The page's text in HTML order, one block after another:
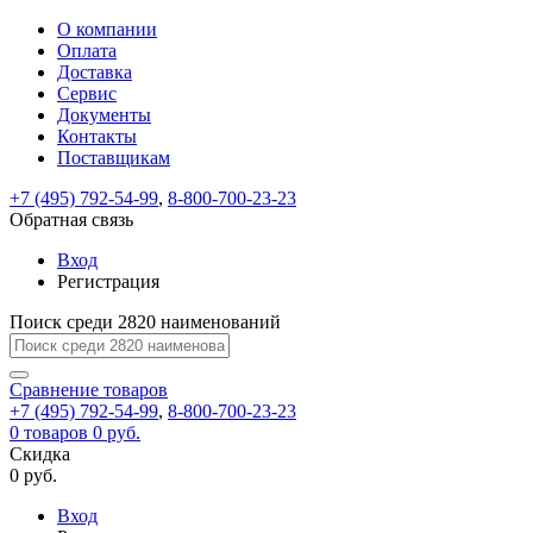
ВходРегистрация
Только
test@example.com
отправлена
по
ней
для
регистрации.
Ок
Только
Запомнить
меня
Забыли
Восстановление
пароля
Заполните
форму.
Мы
отправим
ссылку
на
указанный
электронный
адрес,
перейдя
по
которой
вы
новый
На
вашу
test@test.ru
отправлена
ссылка.
Перейдите
по
для
смены
пароля.
Введите
новый
пароль
Сменить
Пароль
успешно
Войти
Обратная
связь
Сообщение
пользовательского
соглашения
Ваше
сообщение
успешно
О компании
Оплата
Доставка
Сервис
Документы
Контакты
Поставщикам
+7 (495) 792-54-99, 8-800-700-23-23
Обратная связь
Вход
Регистрация
Поиск среди 2820 наименований
Сравнение товаров
+7 (495) 792-54-99, 8-800-700-23-23
0 товаров 0 руб.
Скидка
0 руб.
Вход